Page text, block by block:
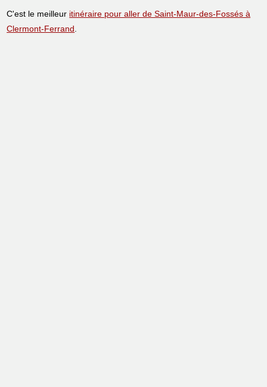
C'est le meilleur itinéraire pour aller de Saint-Maur-des-Fossés à
Clermont-Ferrand.